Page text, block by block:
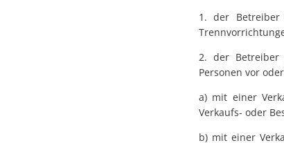
1. der Betreiber
2. der Betreiber
Personen vor
a) mit einer
Verkaufs- oder
b) mit einer